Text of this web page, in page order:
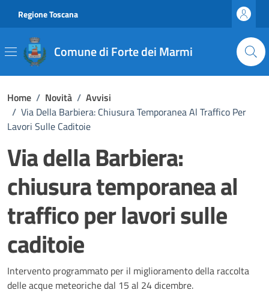
Regione Toscana
Comune di Forte dei Marmi
Home / Novità / Avvisi
/ Via Della Barbiera: Chiusura Temporanea Al Traffico Per
Lavori Sulle Caditoie
Via della Barbiera:
chiusura temporanea al
traffico per lavori sulle
caditoie
Dettagli della notizia
Intervento programmato per il miglioramento della raccolta
delle acque meteoriche dal 15 al 24 dicembre.